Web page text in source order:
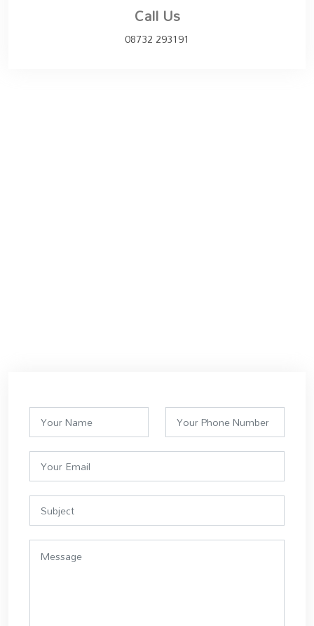
Call Us
08732 293191